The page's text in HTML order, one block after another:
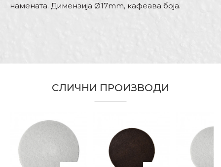
намената. Димензија Ø17mm, кафеава боја.
Димензија
ø17mm
Облик
Кнужна
СЛИЧНИ ПРОИЗВОДИ